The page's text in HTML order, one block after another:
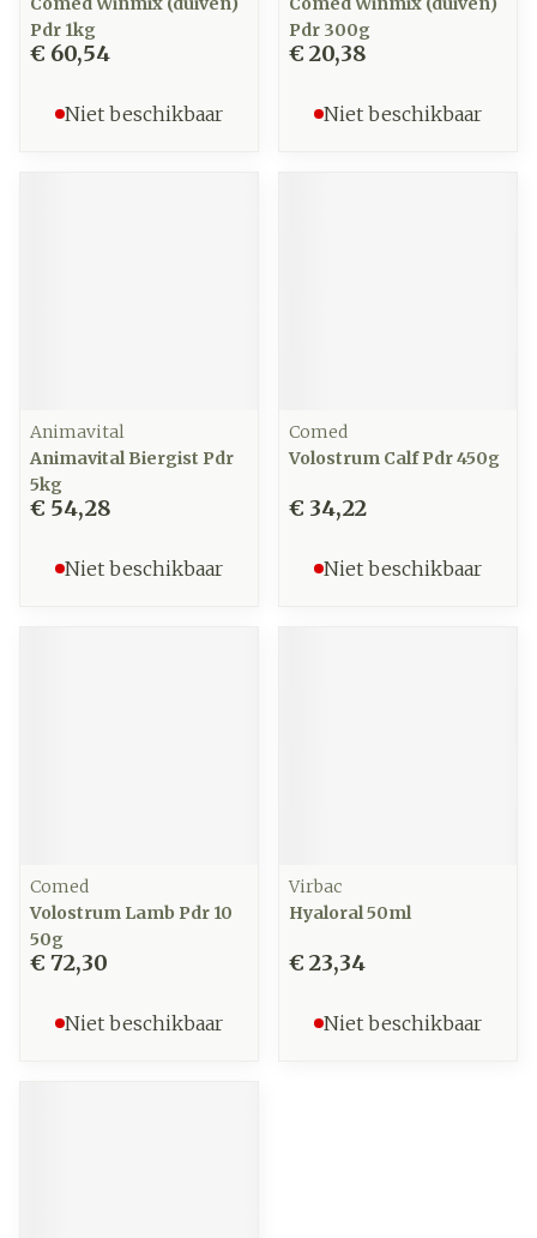
Pdr 1kg
€ 60,54
Niet beschikbaar
Pdr 300g
€ 20,38
Niet beschikbaar
Animavital
Animavital Biergist Pdr
5kg
€ 54,28
Niet beschikbaar
Comed
Volostrum Calf Pdr 450g
€ 34,22
Niet beschikbaar
Comed
Volostrum Lamb Pdr 10
50g
€ 72,30
Niet beschikbaar
Virbac
Hyaloral 50ml
€ 23,34
Niet beschikbaar